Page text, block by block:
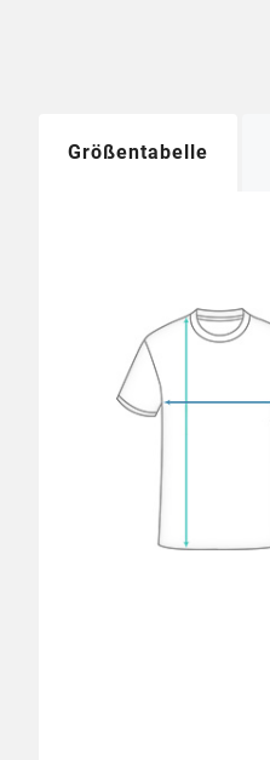
Größentabelle